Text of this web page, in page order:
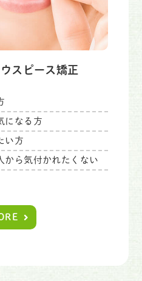
スピース矯正
になる方
い方
から気付かれたくない